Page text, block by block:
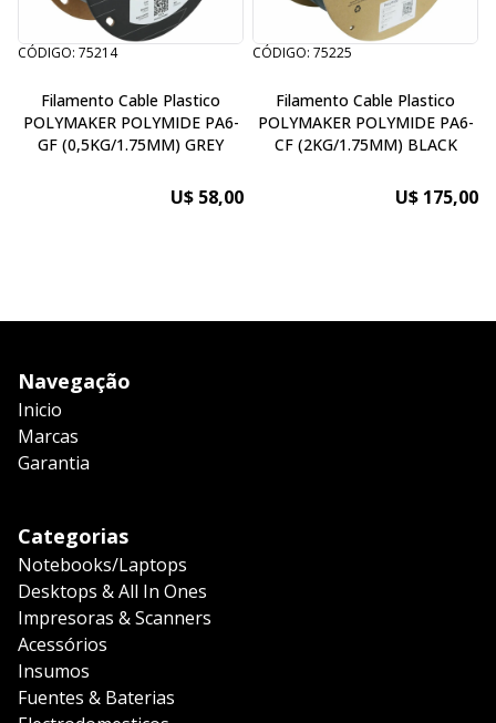
CÓDIGO: 75214
Filamento Cable Plastico
POLYMAKER POLYMIDE PA6-
GF (0,5KG/1.75MM) GREY
U$ 58,00
CÓDIGO: 75225
Filamento Cable Plastico
POLYMAKER POLYMIDE PA6-
CF (2KG/1.75MM) BLACK
U$ 175,00
Navegação
Inicio
Marcas
Garantia
Categorias
Notebooks/Laptops
Desktops & All In Ones
Impresoras & Scanners
Acessórios
Insumos
Fuentes & Baterias